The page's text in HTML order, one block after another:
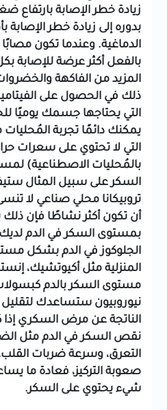
زيادة خطر الإصابة بارتفاع
بدوره إلى زيادة خطر
الدماغية. وعندما تكون
بالفعل أكثر عرضة للإصابة
المزيد من الفاكهة
ذلك في الحصول على
التي يحتاجها جسمك يوميًا
يمكنك دائمًا تجربة
التي لا تحتوي على سعرات
بالمُحليات الاصطناعية)
السكر على سبيل المثال
تروبيكانا محلي صناعي لا
أن تكون أكثر نشاطًا فإن
بمستوى السكر في الدم لديك
الجلوكوز في الدم بشكل
المنزلية مثل أكيوتشيك،
مستوى السكر بالدم
نيوروبيون ستساعدك
الناتجة عن مرض السكري
نقص السكر في الدم مثل
التعرق، وسرعة ضربات
صعوبة التركيز، فعادة ما
شيء يحتوي على السكر.